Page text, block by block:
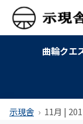
曲輪クエ
示現舎 11月 |